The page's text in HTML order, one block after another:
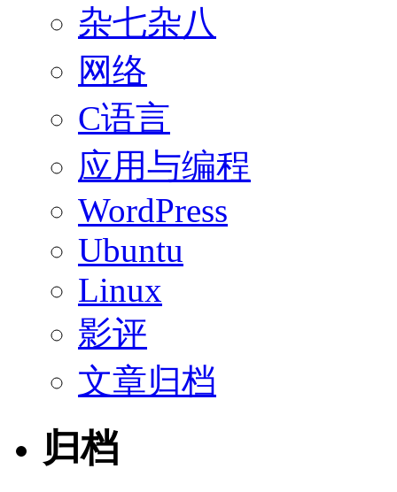
杂七杂八
网络
C语言
应用与编程
WordPress
Ubuntu
Linux
影评
文章归档
归档